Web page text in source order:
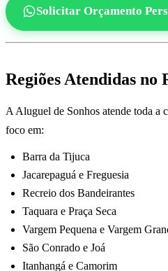
Solicitar Orçamento
Regiões Atendidas no
A Aluguel de Sonhos atende toda a
foco em:
Barra da Tijuca
Jacarepaguá e Freguesia
Recreio dos Bandeirantes
Taquara e Praça Seca
Vargem Pequena e Vargem
São Conrado e Joá
Itanhangá e Camorim